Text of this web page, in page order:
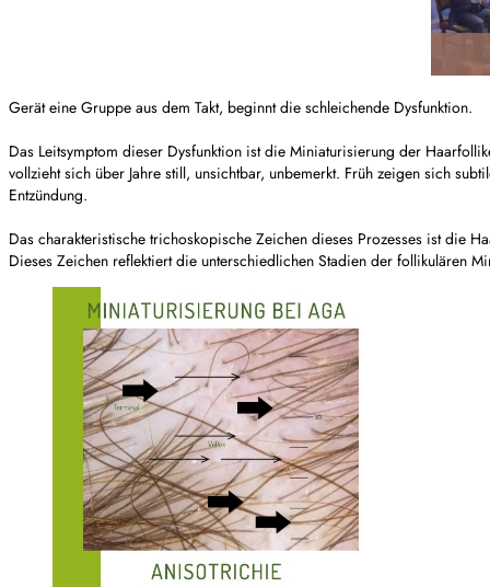
Gerät eine Gruppe aus dem Takt, beginnt die schleichende Dysfunktion.
Das Leitsymptom dieser Dysfunktion ist die Miniaturisierung der
vollzieht sich über Jahre still, unsichtbar, unbemerkt. Früh zeigen sich
Entzündung.
Das charakteristische trichoskopische Zeichen dieses Prozesses ist die
Dieses Zeichen reflektiert die unterschiedlichen Stadien der follikulären